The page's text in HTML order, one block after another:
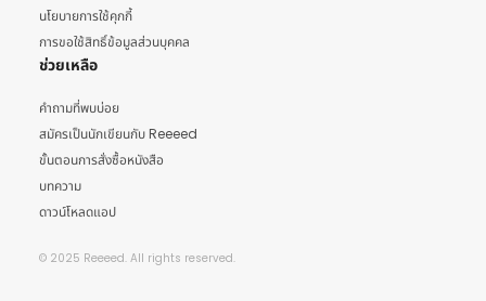
นโยบายการใช้คุกกี้
การขอใช้สิทธิ์ข้อมูลส่วนบุคคล
ช่วยเหลือ
คำถามที่พบบ่อย
สมัครเป็นนักเขียนกับ Reeeed
ขั้นตอนการสั่งซื้อหนังสือ
บทความ
ดาวน์โหลดแอป
© 2025 Reeeed. All rights reserved.